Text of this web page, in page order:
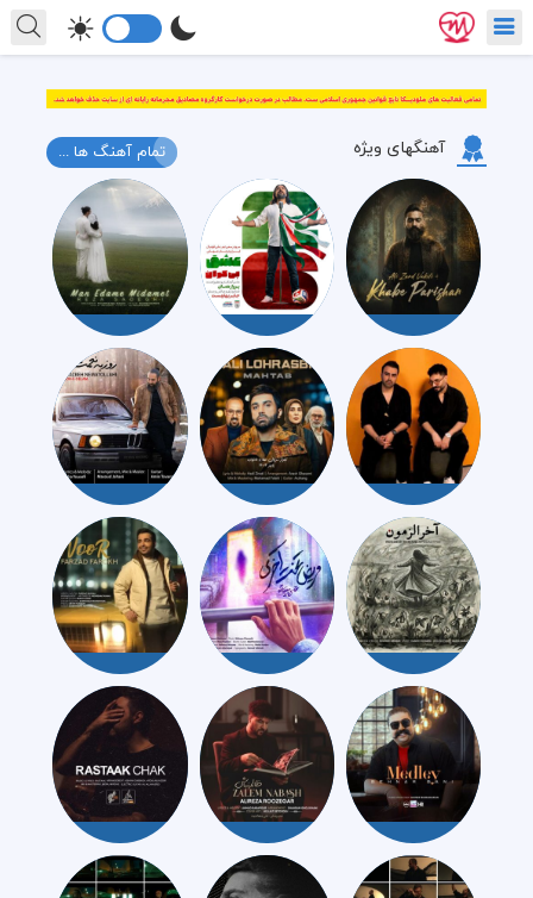
آهنگهای ویژه تمام آهنگ ها ...